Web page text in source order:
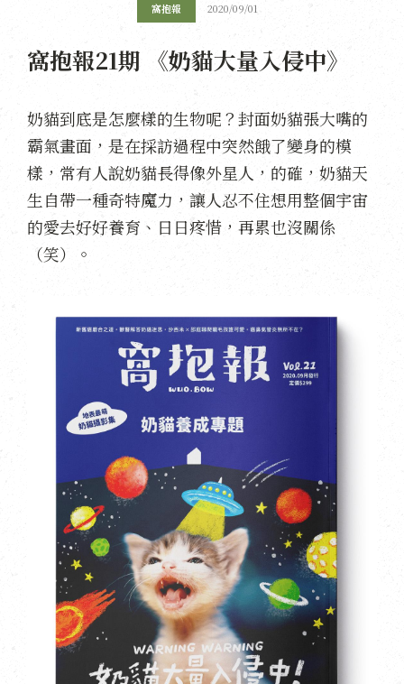
窩抱報 2020/09/01
窩抱報21期 《奶貓大量入侵中》
奶貓到底是怎麼樣的生物呢？封面奶貓張大嘴的
霸氣畫面，是在採訪過程中突然餓了變身的模
樣，常有人說奶貓長得像外星人，的確，奶貓天
生自帶一種奇特魔力，讓人忍不住想用整個宇宙
的愛去好好養育、日日疼惜，再累也沒關係
（笑）。